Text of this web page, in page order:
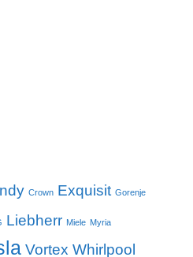
Crown Exquisit Gorenje
Liebherr Miele Myria
Vortex Whirlpool